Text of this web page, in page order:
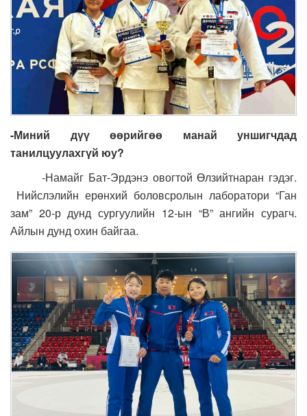
-Миний дүү өөрийгөө манай уншигчдад
танилцуулахгүй юу?
-Намайг Бат-Эрдэнэ овогтой Өлзийтнаран гэдэг.
Нийслэлийн ерөнхий боловсролын лаборатори “Ган
зам” 20-р дунд сургуулийн 12-ын “В” ангийн сурагч.
Айлын дунд охин байгаа.